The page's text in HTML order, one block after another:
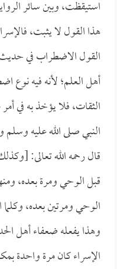
استيقظت، وبين سائر
هذا القول لا يثبت،
القول الاضطراب في
أهل العلم؛ لأنه فيه
الثقات، فلا يؤخذ به في
النبي صلى الله عليه
قال رحمه الله تعالى:
قبل الوحي ومرة بعده،
الوحي ومرتين بعده،
وهذا يفعله ضعفاء أهل
الإسراء كان مرة واحدة